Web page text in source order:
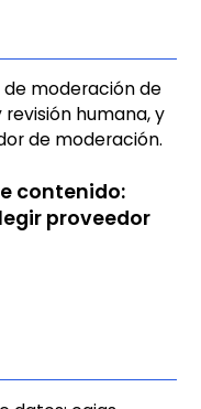
contenido:
proveedor